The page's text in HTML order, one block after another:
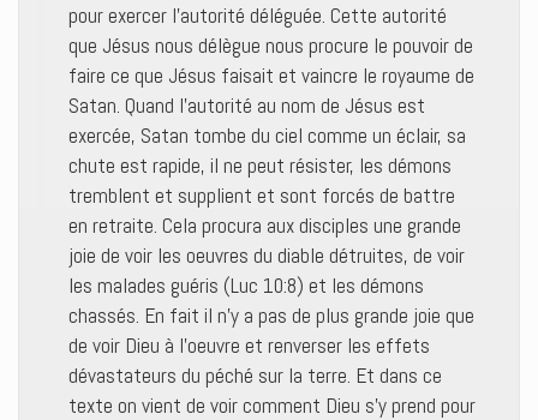
pour exercer l’autorité déléguée. Cette autorité
que Jésus nous délègue nous procure le pouvoir de
faire ce que Jésus faisait et vaincre le royaume de
Satan. Quand l’autorité au nom de Jésus est
exercée, Satan tombe du ciel comme un éclair, sa
chute est rapide, il ne peut résister, les démons
tremblent et supplient et sont forcés de battre
en retraite. Cela procura aux disciples une grande
joie de voir les oeuvres du diable détruites, de voir
les malades guéris (Luc 10:8) et les démons
chassés. En fait il n’y a pas de plus grande joie que
de voir Dieu à l’oeuvre et renverser les effets
dévastateurs du péché sur la terre. Et dans ce
texte on vient de voir comment Dieu s’y prend pour